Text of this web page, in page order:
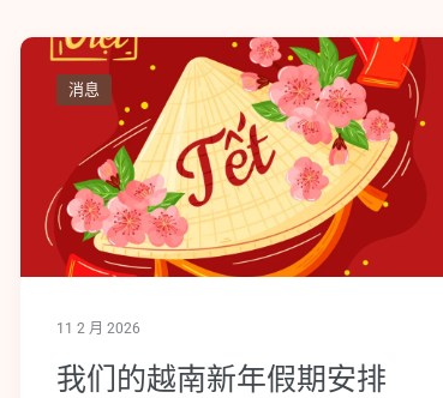
消息
11 2 月 2026
我们的越南新年假期安排